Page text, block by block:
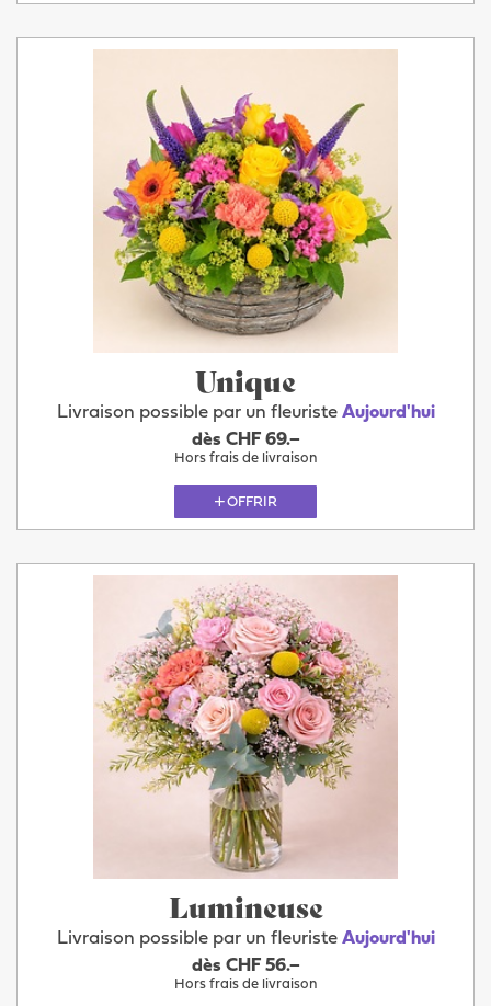
Unique
Livraison possible par un fleuriste Aujourd'hui
dès CHF 69.–
Hors frais de livraison
OFFRIR
Lumineuse
Livraison possible par un fleuriste Aujourd'hui
dès CHF 56.–
Hors frais de livraison